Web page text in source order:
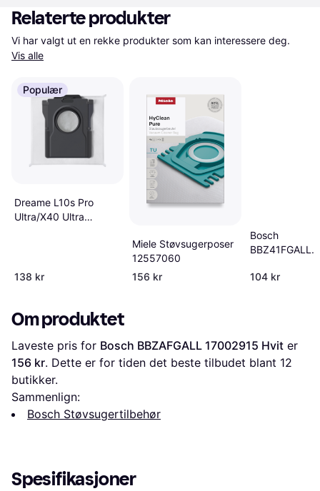
Relaterte produkter
Vis alle
Populær
Dreame L10s Pro
Ultra/X40 Ultra
138 kr
Miele Støvsugerposer
12557060
156 kr
Bosch
BBZ41FGALL
104 kr
Om produktet
Laveste pris for Bosch BBZAFGALL 17002915 Hvit
156 kr. Dette er for tiden det beste tilbudet blant 12
butikker.
Sammenlign:
Bosch Støvsugertilbehør
Spesifikasjoner